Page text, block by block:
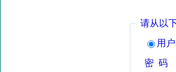
请从以
用
密 码